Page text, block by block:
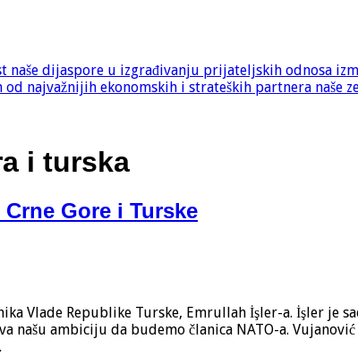
naše dijaspore u izgrađivanju prijateljskih odnosa
najvažnijih ekonomskih i strateških partnera naše
i turska
Gore i Turske
Vlade Republike Turske, Emrullah İşler-a. İşler je
našu ambiciju da budemo članica NATO-a.